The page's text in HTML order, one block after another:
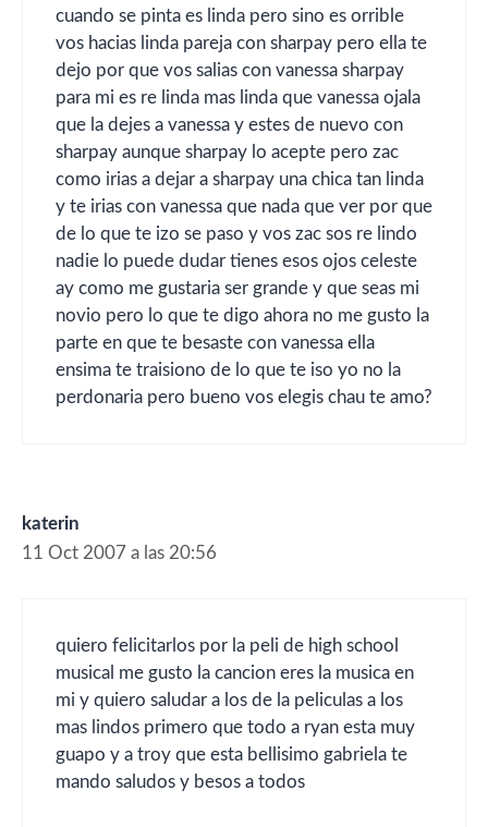
cuando se pinta es linda pero sino es orrible
vos hacias linda pareja con sharpay pero ella te
dejo por que vos salias con vanessa sharpay
para mi es re linda mas linda que vanessa ojala
que la dejes a vanessa y estes de nuevo con
sharpay aunque sharpay lo acepte pero zac
como irias a dejar a sharpay una chica tan linda
y te irias con vanessa que nada que ver por que
de lo que te izo se paso y vos zac sos re lindo
nadie lo puede dudar tienes esos ojos celeste
ay como me gustaria ser grande y que seas mi
novio pero lo que te digo ahora no me gusto la
parte en que te besaste con vanessa ella
ensima te traisiono de lo que te iso yo no la
perdonaria pero bueno vos elegis chau te amo?
katerin
11 Oct 2007 a las 20:56
quiero felicitarlos por la peli de high school
musical me gusto la cancion eres la musica en
mi y quiero saludar a los de la peliculas a los
mas lindos primero que todo a ryan esta muy
guapo y a troy que esta bellisimo gabriela te
mando saludos y besos a todos